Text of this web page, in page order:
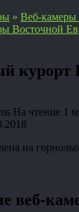
» Веб-камеры
Восточной
курорт
На чтение 1
на
веб-